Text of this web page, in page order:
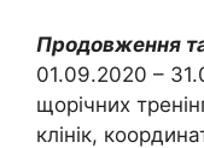
Продовження
01.09.2020 –
щорічних
клінік,